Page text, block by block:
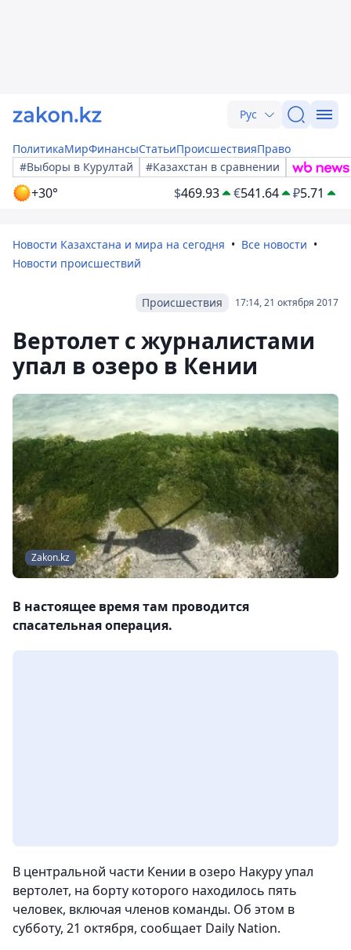
Рус
ПолитикаМирФинансыСтатьиПроисшествияПраво
#Выборы в Курултай
#Казахстан в сравнении
+30° $469.93 €541.64 ₽5.71
Новости Казахстана и мира на сегодня
Все новости
Новости происшествий
17:14, 21 октября 2017
Происшествия
Вертолет с журналистами
упал в озеро в Кении
Zakon.kz
В настоящее время там проводится
спасательная операция.
В центральной части Кении в озеро Накуру упал
вертолет, на борту которого находилось пять
человек, включая членов команды. Об этом в
субботу, 21 октября, сообщает Daily Nation.